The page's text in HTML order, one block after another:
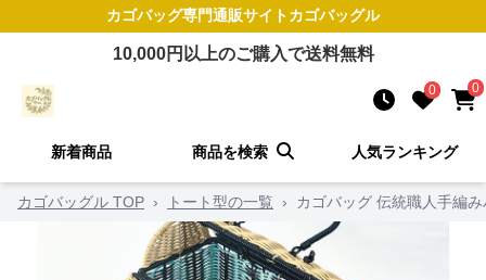
カゴバッグ専門通販サイトカゴバッグル
10,000円以上のご購入で送料無料
0 0
新着商品 商品を検索 人気ランキング
カゴバッグル TOP › トート型の一覧 › カゴバッグ 伝統職人手編